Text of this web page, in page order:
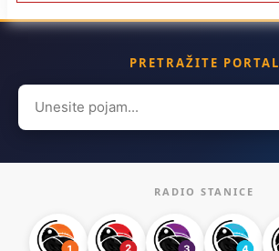
PRETRAŽITE PORTAL
Search
for:
RADIO STANICE